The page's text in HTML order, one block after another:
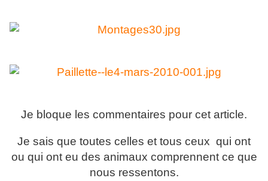
Je bloque les commentaires pour cet article.
Je sais que toutes celles et tous ceux qui ont
ou qui ont eu des animaux comprennent ce que
nous ressentons.